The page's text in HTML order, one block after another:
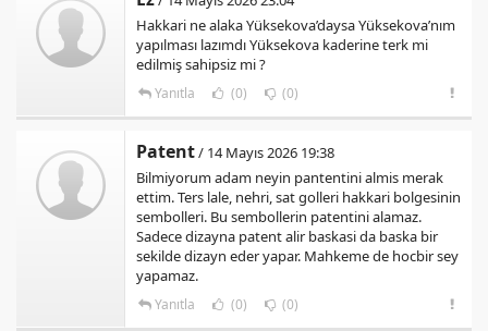
Hakkari ne alaka Yüksekova’daysa Yüksekova’nım
yapılması lazımdı Yüksekova kaderine terk mi
edilmiş sahipsiz mi ?
Yanıtla (0) (0)
Patent/ 14 Mayıs 2026 19:38
Bilmiyorum adam neyin pantentini almis merak
ettim. Ters lale, nehri, sat golleri hakkari bolgesinin
sembolleri. Bu sembollerin patentini alamaz.
Sadece dizayna patent alir baskasi da baska bir
sekilde dizayn eder yapar. Mahkeme de hocbir sey
yapamaz.
Yanıtla (0) (0)